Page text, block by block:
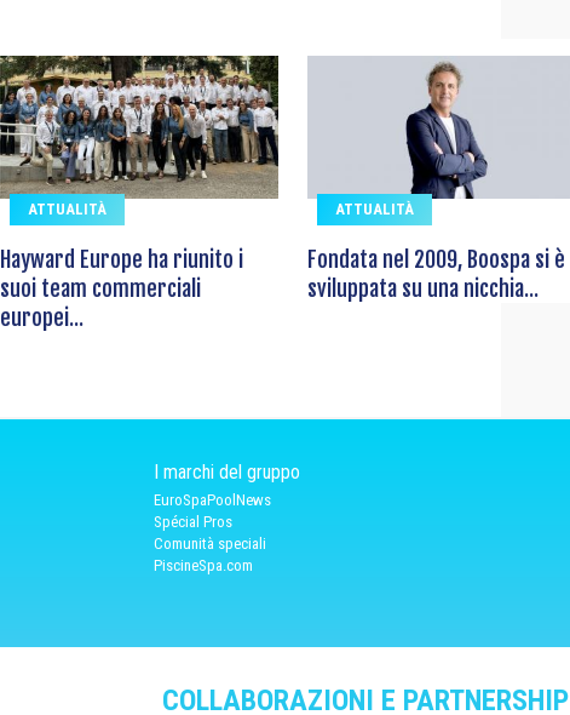
ATTUALITÀ
Hayward Europe ha riunito i
suoi team commerciali
europei...
ATTUALITÀ
Fondata nel 2009, Boospa si è
sviluppata su una nicchia...
I marchi del gruppo
EuroSpaPoolNews
Spécial Pros
Comunità speciali
PiscineSpa.com
COLLABORAZIONI E PARTNERSHIP